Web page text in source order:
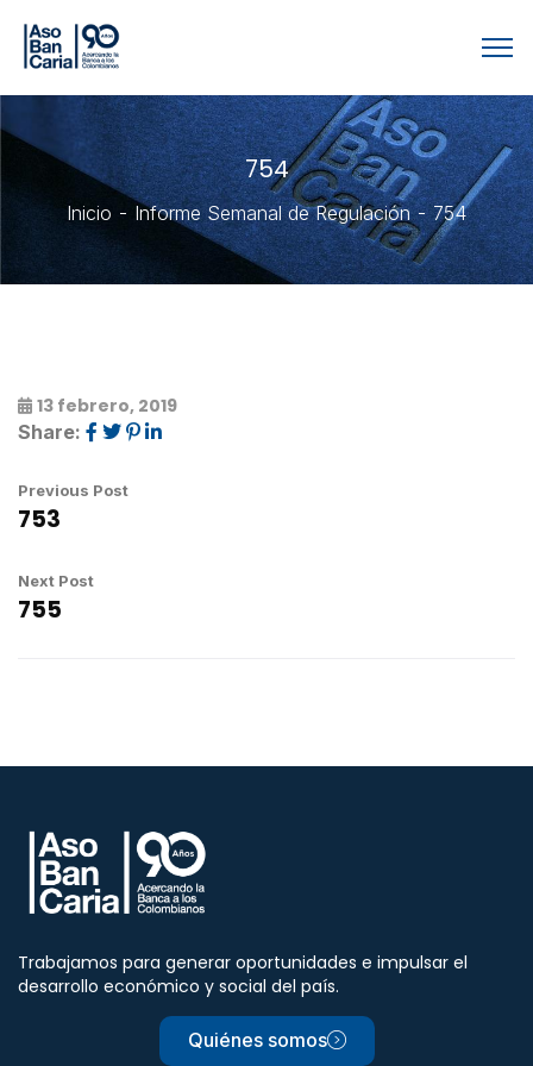
754
Inicio Informe Semanal de Regulación 754
13 febrero, 2019
Share:
Previous Post
753
Next Post
755
Trabajamos para generar oportunidades e impulsar el
desarrollo económico y social del país.
Quiénes somos